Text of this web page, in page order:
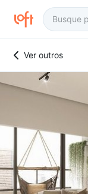
Ver outros